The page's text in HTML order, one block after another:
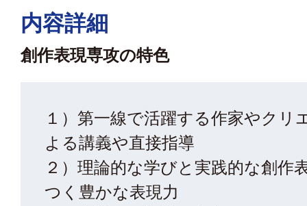
内容詳細
創作表現専攻の特色
１）第一線で活躍する作家やクリ
よる講義や直接指導
２）理論的な学びと実践的な創作
つく豊かな表現力